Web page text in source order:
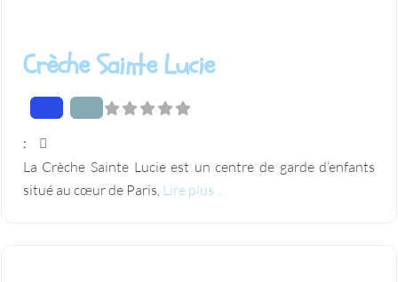
Crèche Sainte Lucie
:
La Crèche Sainte Lucie est un centre de garde d’enfants
situé au cœur de Paris, Lire plus ...